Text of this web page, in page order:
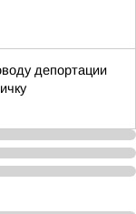
депортации